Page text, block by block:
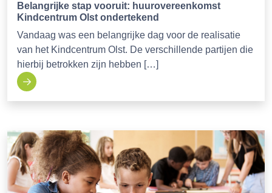
Belangrijke stap vooruit: huurovereenkomst
Kindcentrum Olst ondertekend
Vandaag was een belangrijke dag voor de realisatie
van het Kindcentrum Olst. De verschillende partijen die
hierbij betrokken zijn hebben […]